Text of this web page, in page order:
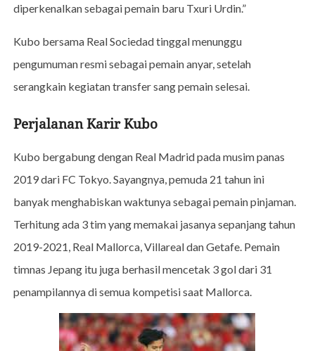
diperkenalkan sebagai pemain baru Txuri Urdin.”
Kubo bersama Real Sociedad tinggal menunggu
pengumuman resmi sebagai pemain anyar, setelah
serangkain kegiatan transfer sang pemain selesai.
Perjalanan Karir Kubo
Kubo bergabung dengan Real Madrid pada musim panas
2019 dari FC Tokyo. Sayangnya, pemuda 21 tahun ini
banyak menghabiskan waktunya sebagai pemain pinjaman.
Terhitung ada 3 tim yang memakai jasanya sepanjang tahun
2019-2021, Real Mallorca, Villareal dan Getafe. Pemain
timnas Jepang itu juga berhasil mencetak 3 gol dari 31
penampilannya di semua kompetisi saat Mallorca.